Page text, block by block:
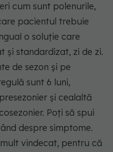
cum sunt polenurile,
pacientul trebuie
o soluție care
și standardizat, zi de zi.
de sezon și pe
sunt 6 luni,
și cealaltă
Poți să spui
despre simptome.
vindecat, pentru că